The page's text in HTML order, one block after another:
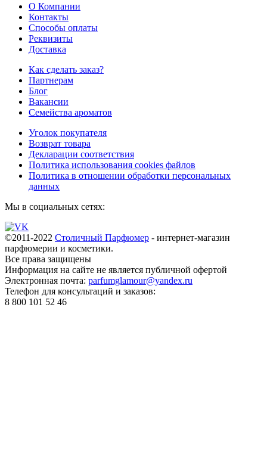
О Компании
Контакты
Способы оплаты
Реквизиты
Доставка
Как сделать заказ?
Партнерам
Блог
Вакансии
Семейства ароматов
Уголок покупателя
Возврат товара
Декларации соответствия
Политика использования cookies файлов
Политика в отношении обработки персональных
данных
Мы в социальных сетях:
©2011-2022 Столичный Парфюмер - интернет-магазин
парфюмерии и косметики.
Все права защищены
Информация на сайте не является публичной офертой
Электронная почта: parfumglamour@yandex.ru
Телефон для консультаций и заказов:
8 800 101 52 46